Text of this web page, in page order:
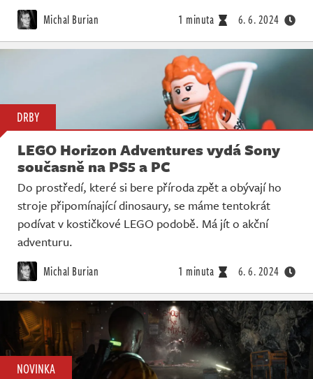
Michal Burian 1 minuta 6. 6. 2024
DRBY
LEGO Horizon Adventures vydá Sony
současně na PS5 a PC
Do prostředí, které si bere příroda zpět a obývají ho
stroje připomínající dinosaury, se máme tentokrát
podívat v kostičkové LEGO podobě. Má jít o akční
adventuru.
Michal Burian 1 minuta 6. 6. 2024
NOVINKA